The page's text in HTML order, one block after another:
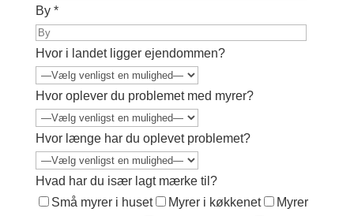
By *
Hvor i landet ligger ejendommen?
Hvor oplever du problemet med myrer?
Hvor længe har du oplevet problemet?
Hvad har du især lagt mærke til?
Små myrer i huset
Myrer i køkkenet
Myrer